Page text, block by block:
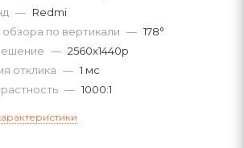
— Redmi
обзора по вертикали — 178°
— 2560x1440p
отклика — 1 мс
— 1000:1